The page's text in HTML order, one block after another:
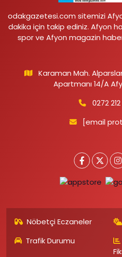
odakgazetesi.com sitemizi
dakika için takip ediniz. Afyon
spor ve Afyon magazin
Karaman Mah.
Apartmanı 14/A
0272
[email
Nöbetçi Eczaneler
Trafik Durumu